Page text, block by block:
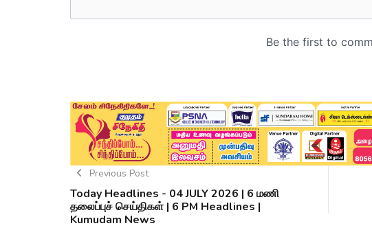
Previous Post
Today Headlines - 04 JULY 2026 | 6 மணி
தலைப்புச் செய்திகள் | 6 PM Headlines |
Kumudam News